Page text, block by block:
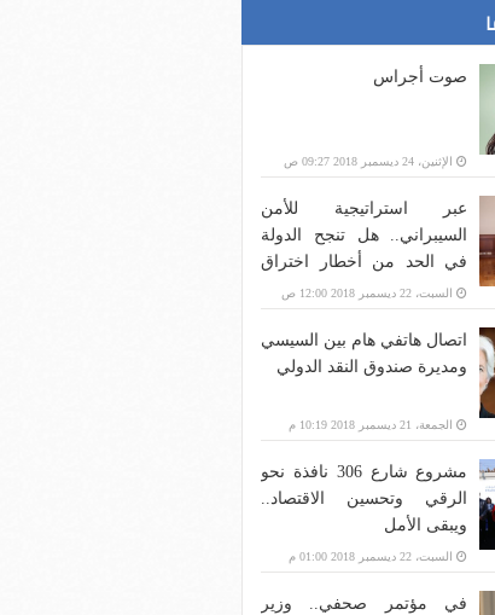
صوت أجراس
الإثنين، 24 ديسمبر 2018 09:27 ص
عبر استراتيجية للأمن
السيبراني.. هل تنجح الدولة
في الحد من أخطار اختراق
بنية الاتصالات؟
السبت، 22 ديسمبر 2018 12:00 ص
اتصال هاتفي هام بين السيسي
ومديرة صندوق النقد الدولي
الجمعة، 21 ديسمبر 2018 10:19 م
مشروع شارع 306 نافذة نحو
الرقي وتحسين الاقتصاد..
ويبقى الأمل
السبت، 22 ديسمبر 2018 01:00 م
في مؤتمر صحفي.. وزير